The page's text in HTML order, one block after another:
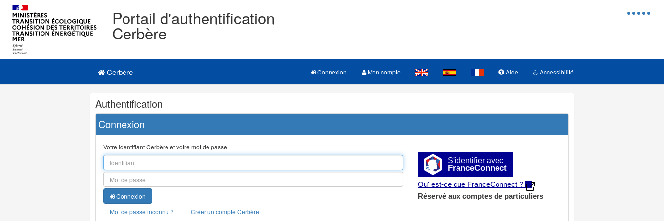
Menu
Portail d'authentification
Cerbère
Navigation
Menu principal
Cerbère Connexion Mon compte Aide Accessibilité
Navigation
et
outils
annexes
Authentification
Connexion
S'identifier avec
FranceConnect
Qu' est-ce que FranceConnect ?
Réservé aux comptes de particuliers
Votre identifiant Cerbère et votre mot de passe
Connexion
Mot de passe inconnu ?
Créer un compte Cerbère